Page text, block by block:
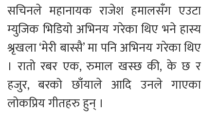
सचिनले महानायक राजेश हमालसँग एउटा
म्युजिक भिडियो अभिनय गरेका थिए भने हास्य
श्रृखला ‘मेरी बास्सै’ मा पनि अभिनय गरेका थिए
। रातो रबर एक, रुमाल खस्छ की, के छ र
हजुर, बरको छाँयाले आदि उनले गाएका
लोकप्रिय गीतहरु हुन् ।